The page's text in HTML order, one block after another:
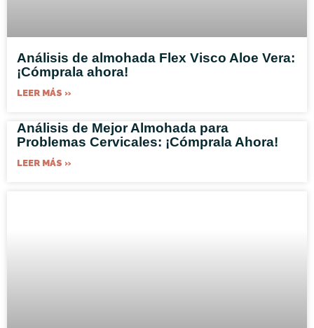
Análisis de almohada Flex Visco Aloe Vera:
¡Cómprala ahora!
LEER MÁS »
Análisis de Mejor Almohada para
Problemas Cervicales: ¡Cómprala Ahora!
LEER MÁS »